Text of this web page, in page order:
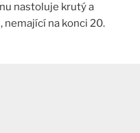
nastoluje krutý a
na konci 20.